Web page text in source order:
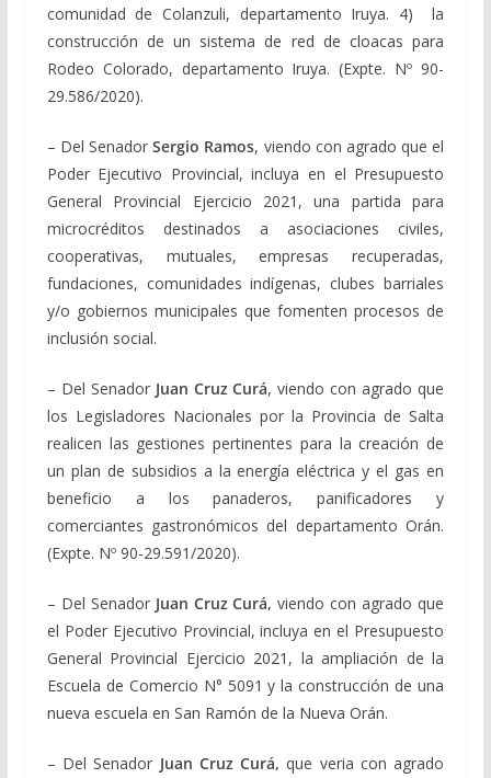
comunidad de Colanzuli, departamento Iruya. 4) la
construcción de un sistema de red de cloacas para
Rodeo Colorado, departamento Iruya. (Expte. Nº 90-
29.586/2020).
– Del SenadorSergio Ramos, viendo con agrado que el
Poder Ejecutivo Provincial, incluya en el Presupuesto
General Provincial Ejercicio 2021, una partida para
microcréditos destinados a asociaciones civiles,
cooperativas, mutuales, empresas recuperadas,
fundaciones, comunidades indígenas, clubes barriales
y/o gobiernos municipales que fomenten procesos de
inclusión social.
– Del Senador Juan Cruz Curá, viendo con agrado que
los Legisladores Nacionales por la Provincia de Salta
realicen las gestiones pertinentes para la creación de
un plan de subsidios a la energía eléctrica y el gas en
beneficio a los panaderos, panificadores y
comerciantes gastronómicos del departamento Orán.
(Expte. Nº 90-29.591/2020).
– Del Senador Juan Cruz Curá,viendo con agrado que
el Poder Ejecutivo Provincial, incluya en el Presupuesto
General Provincial Ejercicio 2021, la ampliación de la
Escuela de Comercio N° 5091 y la construcción de una
nueva escuela en San Ramón de la Nueva Orán.
– Del Senador Juan Cruz Curá,que veria con agrado